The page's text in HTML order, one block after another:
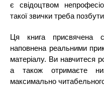
є свідоцтвом
такої звички треба
Ця книга присвячена
наповнена реальними
матеріалу. Ви навчитеся
а також отримаєте
максимально